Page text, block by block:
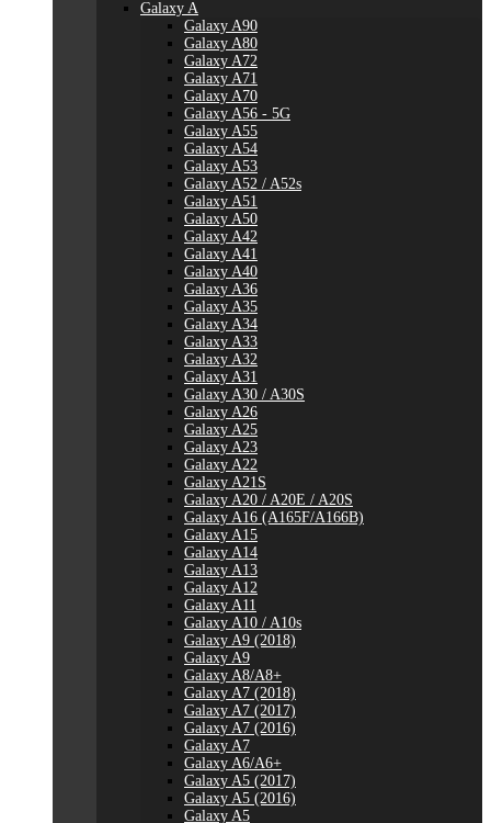
Galaxy A
Galaxy A90
Galaxy A80
Galaxy A72
Galaxy A71
Galaxy A70
Galaxy A56 - 5G
Galaxy A55
Galaxy A54
Galaxy A53
Galaxy A52 / A52s
Galaxy A51
Galaxy A50
Galaxy A42
Galaxy A41
Galaxy A40
Galaxy A36
Galaxy A35
Galaxy A34
Galaxy A33
Galaxy A32
Galaxy A31
Galaxy A30 / A30S
Galaxy A26
Galaxy A25
Galaxy A23
Galaxy A22
Galaxy A21S
Galaxy A20 / A20E / A20S
Galaxy A16 (A165F/A166B)
Galaxy A15
Galaxy A14
Galaxy A13
Galaxy A12
Galaxy A11
Galaxy A10 / A10s
Galaxy A9 (2018)
Galaxy A9
Galaxy A8/A8+
Galaxy A7 (2018)
Galaxy A7 (2017)
Galaxy A7 (2016)
Galaxy A7
Galaxy A6/A6+
Galaxy A5 (2017)
Galaxy A5 (2016)
Galaxy A5